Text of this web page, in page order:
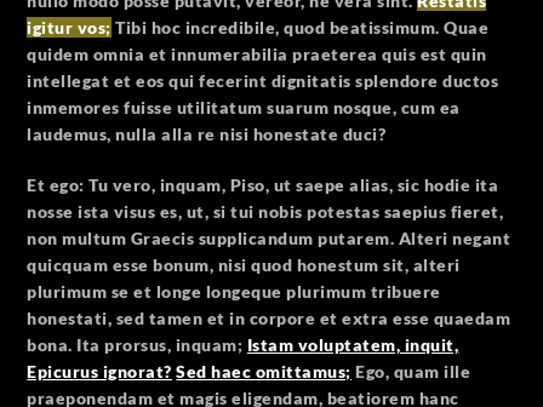
igitur vos; Tibi hoc incredibile, quod beatissimum. Quae
quidem omnia et innumerabilia praeterea quis est quin
intellegat et eos qui fecerint dignitatis splendore ductos
inmemores fuisse utilitatum suarum nosque, cum ea
laudemus, nulla alla re nisi honestate duci?
Et ego: Tu vero, inquam, Piso, ut saepe alias, sic hodie ita
nosse ista visus es, ut, si tui nobis potestas saepius fieret,
non multum Graecis supplicandum putarem. Alteri negant
quicquam esse bonum, nisi quod honestum sit, alteri
plurimum se et longe longeque plurimum tribuere
honestati, sed tamen et in corpore et extra esse quaedam
bona. Ita prorsus, inquam; Istam voluptatem, inquit,
Epicurus ignorat? Sed haec omittamus; Ego, quam ille
praeponendam et magis eligendam, beatiorem hanc